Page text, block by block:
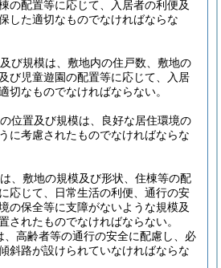
の配置等に応じて、入居者の利便及
した適切なものでなければならな
び規模は、敷地内の住戸数、敷地の
び児童遊園の配置等に応じて、入居
切なものでなければならない。
位置及び規模は、良好な居住環境の
に考慮されたものでなければならな
、敷地の規模及び形状、住棟等の配
応じて、日常生活の利便、通行の安
の保全等に支障がないような規模及
されたものでなければならない。
、高齢者等の通行の安全に配慮し、必
斜路が設けられていなければならな